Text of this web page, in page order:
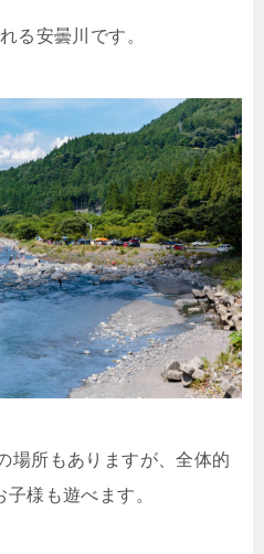
る安曇川です。
場所もありますが、全体的
様も遊べます。